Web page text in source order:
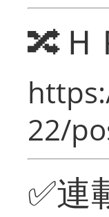
🔀Ｈ
22/
✅連